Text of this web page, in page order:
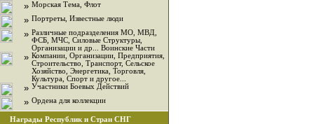
» Морская Тема, Флот
» Портреты, Известные люди
» Различные подразделения МО, МВД,
ФСБ, МЧС, Силовые Структуры,
Организации и др... Воинские Части
» Компании, Организации, Предприятия,
Строительство, Транспорт, Сельское
Хозяйство, Энергетика, Торговля,
Культура, Спорт и другое...
» Участники Боевых Действий
» Ордена для коллекции
Награды Республик и Стран СНГ